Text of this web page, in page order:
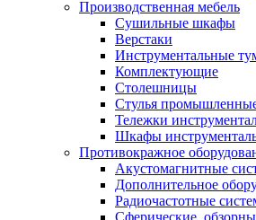
Производственная мебель
Cушильные шкафы
Верстаки
Инструментальные
Комплектующие
Столешницы
Стулья
Тележки
Шкафы
Противокражное
Акустомагнитные
Дополнительное
Радиочастотные
Сферические,